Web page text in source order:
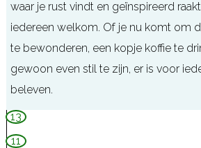
L
o
p
i
k
waar je rust vindt en geïnspireerd
iedereen welkom. Of je nu komt om
te bewonderen, een kopje koffie te
gewoon even stil te zijn, er is voor
beleven.
I
n
13
11